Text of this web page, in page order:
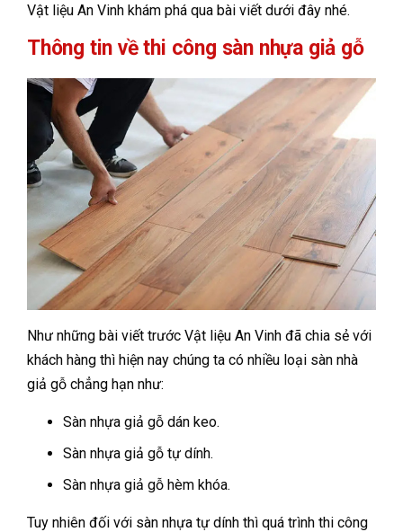
Vật liệu An Vinh khám phá qua bài viết dưới đây nhé.
Thông tin về thi công sàn nhựa giả gỗ
Như những bài viết trước Vật liệu An Vinh đã chia sẻ với
khách hàng thì hiện nay chúng ta có nhiều loại sàn nhà
giả gỗ chẳng hạn như:
Sàn nhựa giả gỗ dán keo.
Sàn nhựa giả gỗ tự dính.
Sàn nhựa giả gỗ hèm khóa.
Tuy nhiên đối với sàn nhựa tự dính thì quá trình thi công